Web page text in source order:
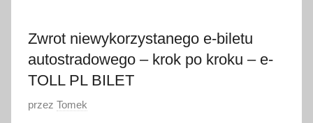
Zwrot niewykorzystanego e-biletu
autostradowego – krok po kroku – e-
TOLL PL BILET
O
przez Tomek